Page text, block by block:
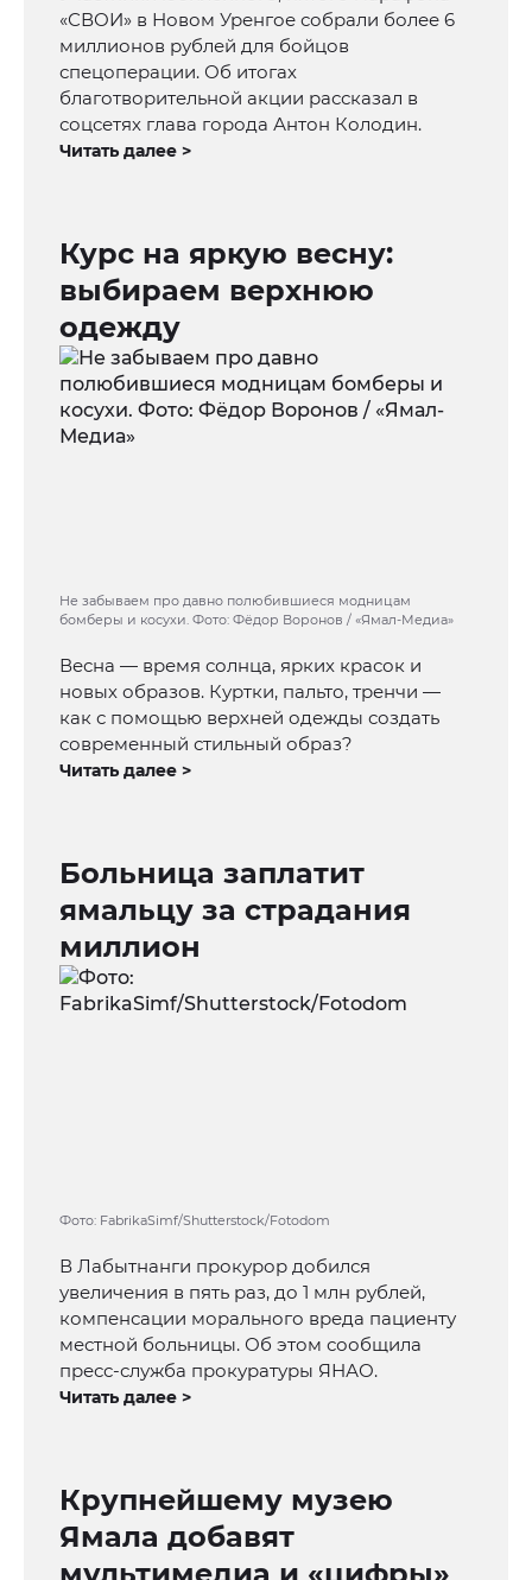
«СВОИ» в Новом Уренгое собрали более 6
миллионов рублей для бойцов
спецоперации. Об итогах
благотворительной акции рассказал в
соцсетях глава города Антон Колодин.
Читать далее >
Курс на яркую весну:
выбираем верхнюю
одежду
Не забываем про давно полюбившиеся модницам
бомберы и косухи. Фото: Фёдор Воронов / «Ямал-Медиа»
Весна — время солнца, ярких красок и
новых образов. Куртки, пальто, тренчи —
как с помощью верхней одежды создать
современный стильный образ?
Читать далее >
Больница заплатит
ямальцу за страдания
миллион
Фото: FabrikaSimf/Shutterstock/Fotodom
В Лабытнанги прокурор добился
увеличения в пять раз, до 1 млн рублей,
компенсации морального вреда пациенту
местной больницы. Об этом сообщила
пресс-служба прокуратуры ЯНАО.
Читать далее >
Крупнейшему музею
Ямала добавят